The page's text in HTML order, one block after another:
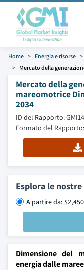
Home Energia e risorse
Mercato della
Mercato della
mareomotrice
2034
ID del Rapporto:
Formato del
Esplora le
A partire da: $2,450
Dimensione del
energia dalle maree